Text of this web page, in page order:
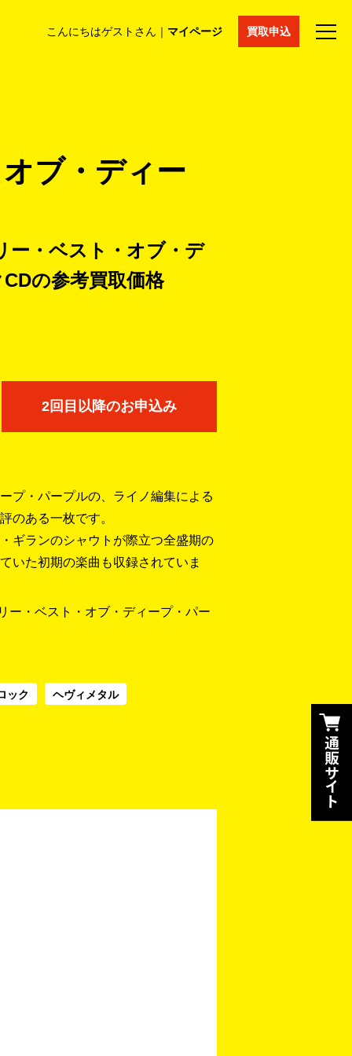
こんにちはゲストさん｜ マイページ 買取申込
コラム マイページ 採用情報 通販サイト
ブ・ディー
ー・ベスト・オブ・デ
の参考買取価格
2回目以降のお申込み
プ・パープルの、ライノ編集による
のある一枚です。
ギランのシャウトが際立つ全盛期の
いた初期の楽曲も収録されていま
ー・ベスト・オブ・ディープ・パー
ック ヘヴィメタル